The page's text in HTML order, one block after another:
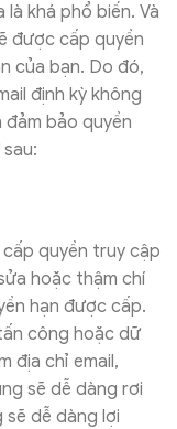
khá phổ biến. Và
được cấp quyền
của bạn. Do đó,
định kỳ không
bảo quyền
quyền truy cập
hoặc thậm chí
hạn được cấp.
công hoặc dữ
địa chỉ email,
sẽ dễ dàng rơi
sẽ dễ dàng lợi